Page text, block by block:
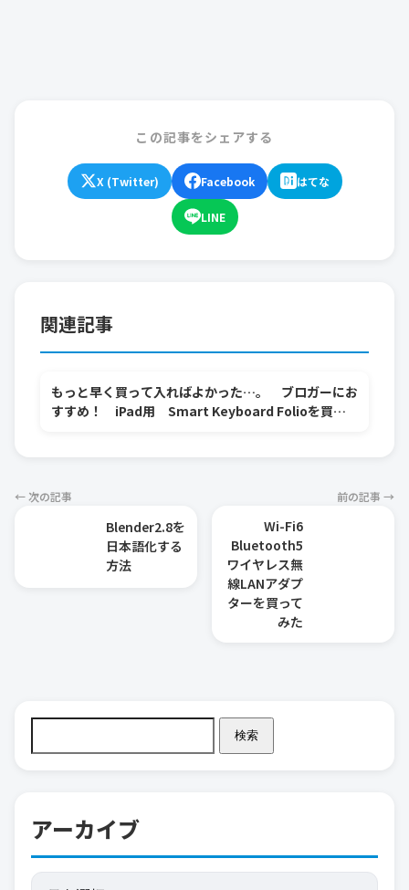
この記事をシェアする
X (Twitter) Facebook はてな
LINE
関連記事
もっと早く買って入ればよかった…。 ブロガーにお
すすめ！ iPad用 Smart Keyboard Folioを買っ
← 次の記事
Blender2.8を
日本語化する
方法
前の記事 →
Wi-Fi6
Bluetooth5
ワイヤレス無
線LANアダプ
ターを買って
みた
検索
アーカイブ